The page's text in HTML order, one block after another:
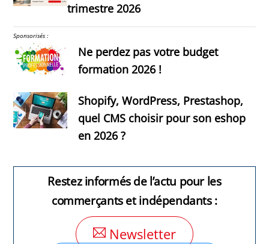
trimestre 2026
Sponsorisés :
Ne perdez pas votre budget
formation 2026 !
Shopify, WordPress, Prestashop,
quel CMS choisir pour son eshop
en 2026 ?
Restez informés de l’actu pour les
commerçants et indépendants :
Newsletter